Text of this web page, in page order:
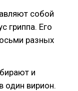
собой
гриппа. Его
разных
и
один вирион.